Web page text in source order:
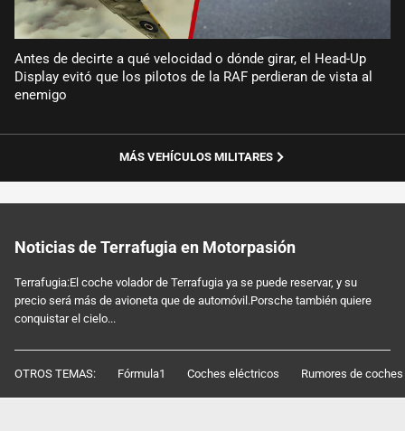
Antes de decirte a qué velocidad o dónde girar, el Head-Up
Display evitó que los pilotos de la RAF perdieran de vista al
enemigo
MÁS VEHÍCULOS MILITARES
Noticias de Terrafugia en Motorpasión
Terrafugia:El coche volador de Terrafugia ya se puede reservar, y su
precio será más de avioneta que de automóvil.Porsche también quiere
conquistar el cielo...
OTROS TEMAS: Fórmula1 Coches eléctricos Rumores de coches